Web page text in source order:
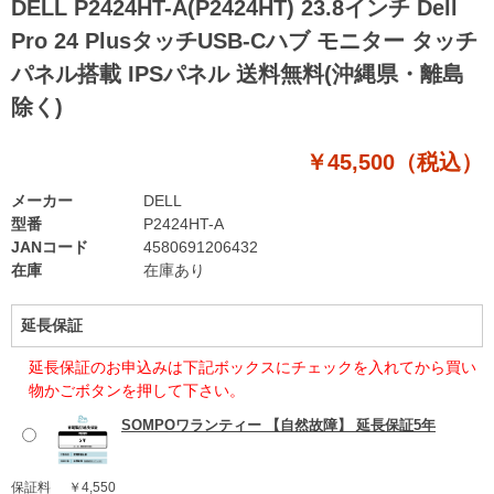
DELL P2424HT-A(P2424HT) 23.8インチ Dell
Pro 24 PlusタッチUSB-Cハブ モニター タッチ
パネル搭載 IPSパネル 送料無料(沖縄県・離島
除く)
￥45,500（税込）
型番
P2424HT-A
JANコード
4580691206432
在庫
在庫あり
メーカー DELL
延長保証
延長保証のお申込みは下記ボックスにチェックを入れてから買い
物かごボタンを押して下さい。
SOMPOワランティー 【自然故障】 延長保証5年
保証料 ￥4,550